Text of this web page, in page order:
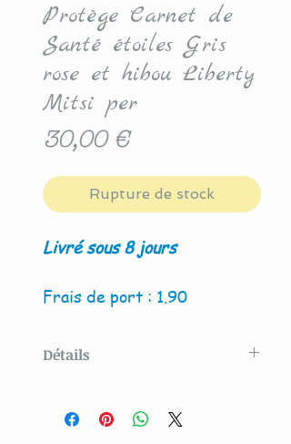
Protège Carnet de
Santé étoiles Gris
rose et hibou Liberty
Mitsi per
30,00 €Prix
Rupture de stock
Livré sous 8 jours
Frais de port : 1.90
Détails
By Titia